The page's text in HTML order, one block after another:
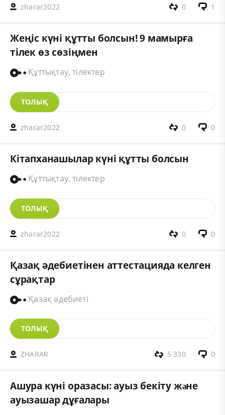
zharar2022 1
0
Жеңіс күні құтты болсын! 9 мамырға
тілек өз сөзіңмен
Құттықтау, тілектер
ТОЛЫҚ
zharar2022 0
0
Кітапханашылар күні құтты болсын
Құттықтау, тілектер
ТОЛЫҚ
zharar2022 0
0
Қазақ әдебиетінен аттестацияда келген
сұрақтар
Қазақ әдебиеті
ТОЛЫҚ
ZHARAR 0
5 330
Ашура күні оразасы: ауыз бекіту жəне
ауызашар дұғалары